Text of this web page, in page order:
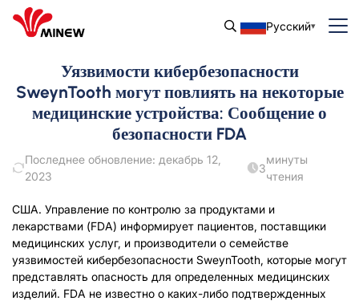
Русский
Уязвимости кибербезопасности
SweynTooth могут повлиять на некоторые
медицинские устройства: Сообщение о
безопасности FDA
Последнее обновление: декабрь 12,
2023
3
минуты
чтения
США. Управление по контролю за продуктами и
лекарствами (FDA) информирует пациентов, поставщики
медицинских услуг, и производители о семействе
уязвимостей кибербезопасности SweynTooth, которые могут
представлять опасность для определенных медицинских
изделий. FDA не известно о каких-либо подтвержденных